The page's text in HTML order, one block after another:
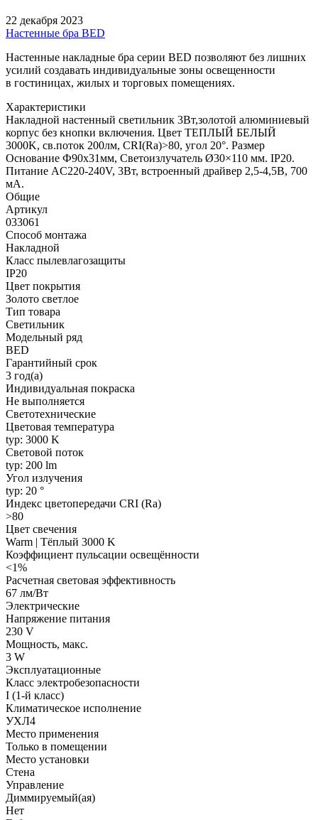
22 декабря 2023
Настенные бра BED
Настенные накладные бра серии BED позволяют без лишних
усилий создавать индивидуальные зоны освещенности
в гостиницах, жилых и торговых помещениях.
Характеристики
Накладной настенный светильник 3Вт,золотой алюминиевый
корпус без кнопки включения. Цвет ТЕПЛЫЙ БЕЛЫЙ
3000K, св.поток 200лм, CRI(Ra)>80, угол 20°. Размер
Основание Ф90x31мм, Светоизлучатель Ø30×110 мм. IP20.
Питание AC220-240V, 3Вт, встроенный драйвер 2,5-4,5В, 700
мА.
Общие
Артикул
033061
Способ монтажа
Накладной
Класс пылевлагозащиты
IP20
Цвет покрытия
Золото светлое
Тип товара
Светильник
Модельный ряд
BED
Гарантийный срок
3 год(а)
Индивидуальная покраска
Не выполняется
Светотехнические
Цветовая температура
typ: 3000 K
Световой поток
typ: 200 lm
Угол излучения
typ: 20 °
Индекс цветопередачи CRI (Ra)
>80
Цвет свечения
Warm | Тёплый 3000 K
Коэффициент пульсации освещённости
<1%
Расчетная световая эффективность
67 лм/Вт
Электрические
Напряжение питания
230 V
Мощность, макс.
3 W
Эксплуатационные
Класс электробезопасности
I (1-й класс)
Климатическое исполнение
УХЛ4
Место применения
Только в помещении
Место установки
Стена
Управление
Диммируемый(ая)
Нет